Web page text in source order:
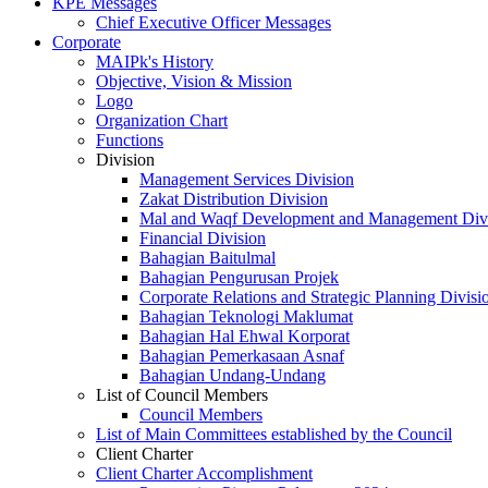
Chief Executive Officer Messages
Corporate
MAIPk's History
Objective, Vision & Mission
Logo
Organization Chart
Functions
Division
Management Services Division
Zakat Distribution Division
Mal and Waqf Development and Management
Financial Division
Bahagian Baitulmal
Bahagian Pengurusan Projek
Corporate Relations and Strategic Planning
Bahagian Teknologi Maklumat
Bahagian Hal Ehwal Korporat
Bahagian Pemerkasaan Asnaf
Bahagian Undang-Undang
List of Council Members
Council Members
List of Main Committees established by the Council
Client Charter
Client Charter Accomplishment